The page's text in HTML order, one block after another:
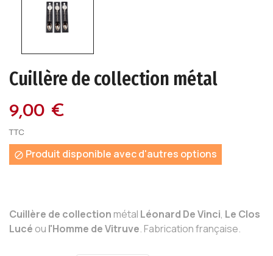
Cuillère de collection métal
9,00 €
TTC
 Produit disponible avec d'autres options
Cuillère de collection métal Léonard De Vinci, Le Clos
Lucé ou l'Homme de Vitruve. Fabrication française.